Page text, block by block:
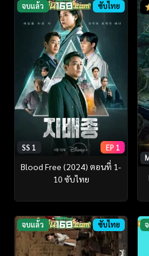
จบแล้ว ซับไทย
SS 1 EP 1
Blood Free (2024) ตอนที่ 1-
10 ซับไทย
จบแล้ว ซับไทย